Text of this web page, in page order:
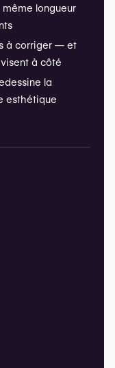
même longueur
à corriger — et
à côté
la
esthétique